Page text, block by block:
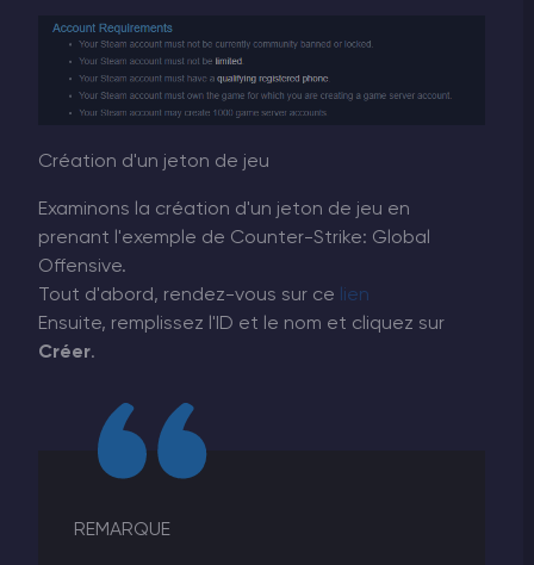
Création d'un jeton de jeu
Examinons la création d'un jeton de jeu en
prenant l'exemple de Counter-Strike: Global
Offensive.
Tout d'abord, rendez-vous sur ce lien
Ensuite, remplissez l'ID et le nom et cliquez sur
Créer.
REMARQUE